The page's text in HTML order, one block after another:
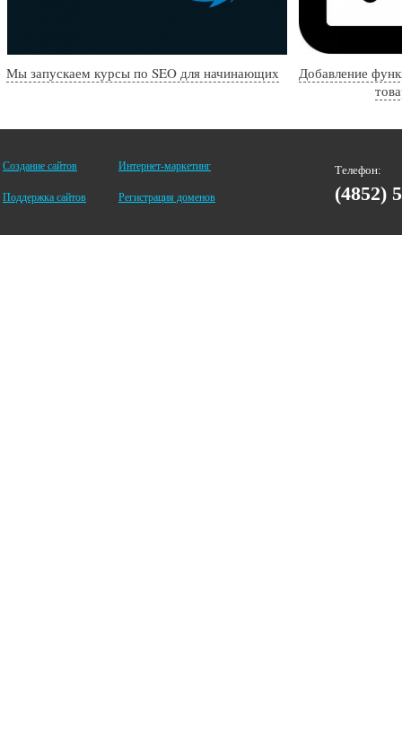
Мы запускаем курсы по SEO для начинающих
Добавление
Создание сайтов Интернет-маркетинг
Поддержка сайтов Регистрация доменов
Телефон:
(4852)